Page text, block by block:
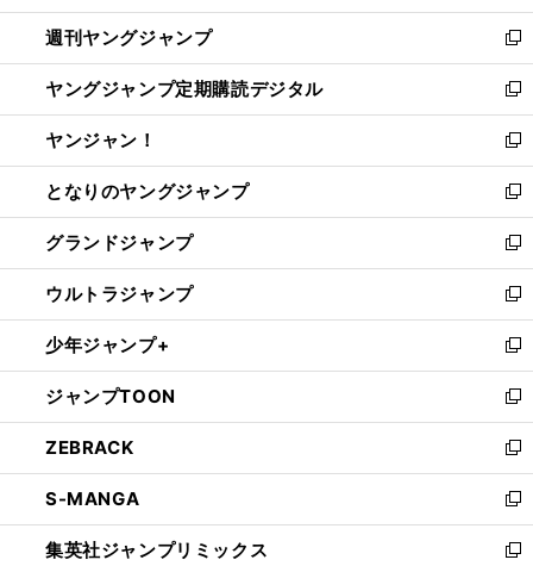
開
く
ウ
で
開
く
ン
ド
ウ
で
開
く
ウ
ィ
ン
ド
ウ
で
開
く
週刊ヤングジャンプ
新
し
い
ウ
ィ
ン
ド
ウ
で
開
く
ヤングジャンプ定期購読デジタル
新
し
い
ウ
ィ
ン
ド
ウ
で
開
く
ヤンジャン！
新
し
い
ウ
ィ
ン
ド
ウ
で
開
く
となりのヤングジャンプ
新
し
い
ウ
ィ
ン
ド
ウ
で
開
く
グランドジャンプ
新
し
い
ウ
ィ
ン
ド
ウ
で
開
く
ウルトラジャンプ
新
し
い
ウ
ィ
ン
ド
ウ
で
開
く
少年ジャンプ+
新
し
い
ウ
ィ
ン
ド
ウ
で
ジャンプTOON
新
し
い
ウ
ィ
ン
ド
ZEBRACK
新
し
い
ウ
ィ
S-MANGA
新
し
い
集英社ジャンプリミックス
新